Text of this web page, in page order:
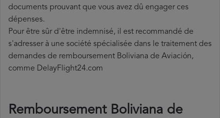
documents prouvant que vous avez dû engager ces
dépenses.
Pour être sûr d'être indemnisé, il est recommandé de
s'adresser à une société spécialisée dans le traitement des
demandes de remboursement Boliviana de Aviación,
comme DelayFlight24.com
Remboursement Boliviana de